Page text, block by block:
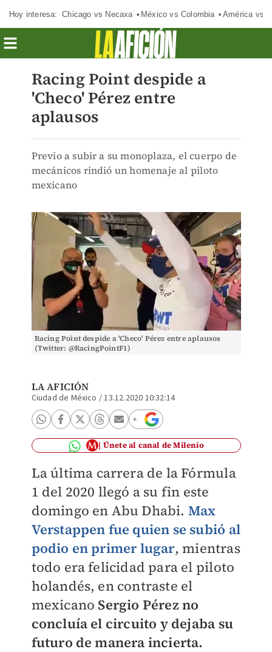
Hoy interesa: Chicago vs Necaxa México vs Colombia América vs
Racing Point despide a
'Checo' Pérez entre
aplausos
Previo a subir a su monoplaza, el cuerpo de
mecánicos rindió un homenaje al piloto
mexicano
Racing Point despide a 'Checo' Pérez entre aplausos
(Twitter: @RacingPointF1)
LA AFICIÓN
Ciudad de México /13.12.2020 10:32:14
Únete al canal de Milenio
La última carrera de la Fórmula
1 del 2020 llegó a su fin este
domingo en Abu Dhabi. Max
Verstappen fue quien se subió al
podio en primer lugar, mientras
todo era felicidad para el piloto
holandés, en contraste el
mexicano Sergio Pérez no
concluía el circuito y dejaba su
futuro de manera incierta.